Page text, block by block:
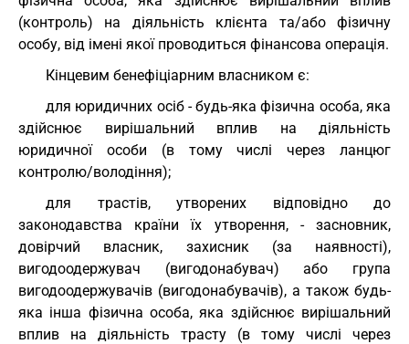
(контроль) на діяльність клієнта та/або фізичну
особу, від імені якої проводиться фінансова операція.
Кінцевим бенефіціарним власником є:
для юридичних осіб - будь-яка фізична особа, яка
здійснює вирішальний вплив на діяльність
юридичної особи (в тому числі через ланцюг
контролю/володіння);
для трастів, утворених відповідно до
законодавства країни їх утворення, - засновник,
довірчий власник, захисник (за наявності),
вигодоодержувач (вигодонабувач) або група
вигодоодержувачів (вигодонабувачів), а також будь-
яка інша фізична особа, яка здійснює вирішальний
вплив на діяльність трасту (в тому числі через